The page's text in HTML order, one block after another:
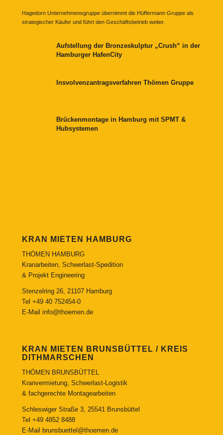
Hagedorn Unternehmensgruppe übernimmt die Hüffermann Gruppe als
strategischer Käufer und führt den Geschäftsbetrieb weiter.
Aufstellung der Bronzeskulptur „Crush“ in der
Hamburger HafenCity
Insvolvenzantragsverfahren Thömen Gruppe
Brückenmontage in Hamburg mit SPMT &
Hubsystemen
KRAN MIETEN HAMBURG
THÖMEN HAMBURG
Kranarbeiten, Schwerlast-Spedition
& Projekt Engineering
Stenzelring 26, 21107 Hamburg
Tel +49 40 752454-0
E-Mail info@thoemen.de
KRAN MIETEN BRUNSBÜTTEL / KREIS
DITHMARSCHEN
THÖMEN BRUNSBÜTTEL
Kranvermietung, Schwerlast-Logistik
& fachgerechte Montagearbeiten
Schleswiger Straße 3, 25541 Brunsbüttel
Tel +49 4852 8488
E-Mail
brunsbuettel@thoemen.de